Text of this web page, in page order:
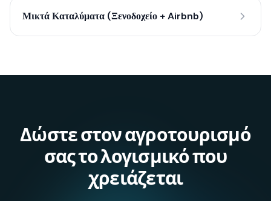
Μικτά Καταλύματα (Ξενοδοχείο + Airbnb)
Δώστε στον αγροτουρισμό
σας το λογισμικό που
χρειάζεται